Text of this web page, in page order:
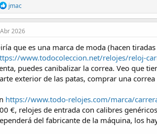
R
e
a
c
i
o
n
s
:
jmac
2026
que es una marca de moda (hacen
www.todocoleccion.net/relojes/reloj-
puedes canibalizar la correa. Veo que
exterior de las patas, comprar una
https://www.todo-relojes.com/marca/
€, relojes de entrada con calibres
del fabricante de la máquina, los